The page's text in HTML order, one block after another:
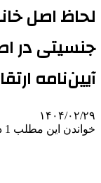
لحاظ اصل
جنسیتی در
آیین‌نامه ارتقا
۱۴۰۴/۰۲/۲۹
خواندن این مطلب 1 دقیقه زمان میبرد